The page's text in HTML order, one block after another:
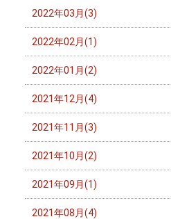
2022年03月(3)
2022年02月(1)
2022年01月(2)
2021年12月(4)
2021年11月(3)
2021年10月(2)
2021年09月(1)
2021年08月(4)